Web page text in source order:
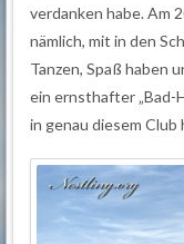
verdanken habe. Am
nämlich, mit in den
Tanzen, Spaß haben
ein ernsthafter „Bad-
in genau diesem